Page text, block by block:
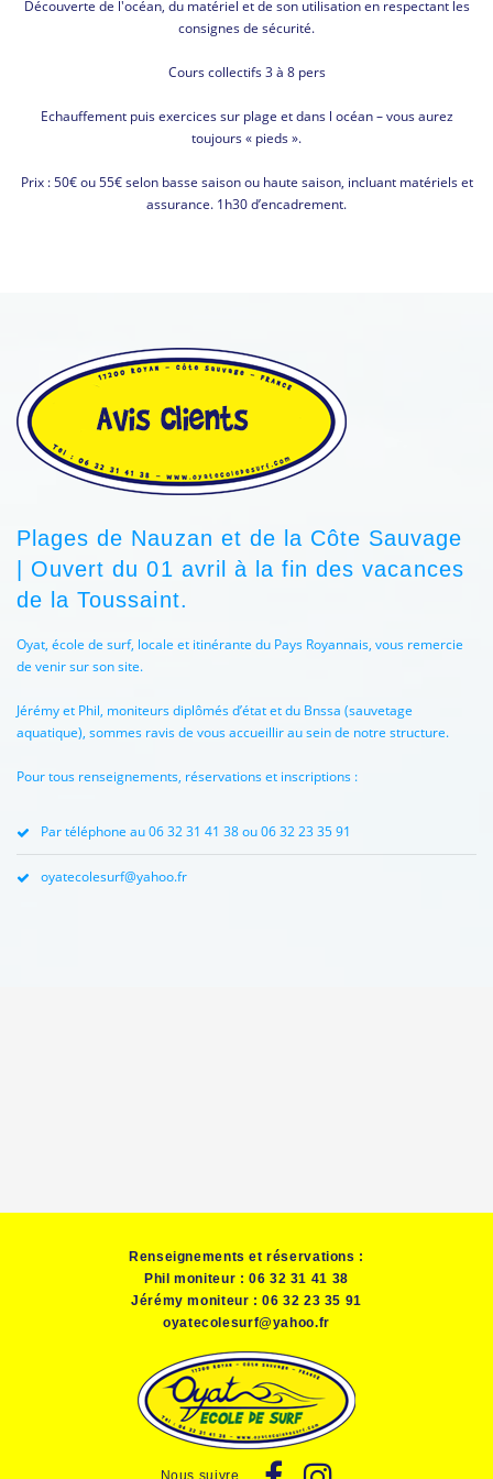
Découverte de l'océan, du matériel et de son utilisation en respectant les
consignes de sécurité.
Cours collectifs 3 à 8 pers
Echauffement puis exercices sur plage et dans l océan – vous aurez
toujours « pieds ».
Prix : 50€ ou 55€ selon basse saison ou haute saison, incluant matériels et
assurance. 1h30 d’encadrement.
Plages de Nauzan et de la Côte Sauvage
| Ouvert du 01 avril à la fin des vacances
de la Toussaint.
Oyat, école de surf, locale et itinérante du Pays Royannais, vous remercie
de venir sur son site.
Jérémy et Phil, moniteurs diplômés d’état et du Bnssa (sauvetage
aquatique), sommes ravis de vous accueillir au sein de notre structure.
Pour tous renseignements, réservations et inscriptions :
Par téléphone au 06 32 31 41 38 ou 06 32 23 35 91
oyatecolesurf@yahoo.fr
Renseignements et réservations :
Phil moniteur : 06 32 31 41 38
Jérémy moniteur : 06 32 23 35 91
oyatecolesurf@yahoo.fr
Nous suivre